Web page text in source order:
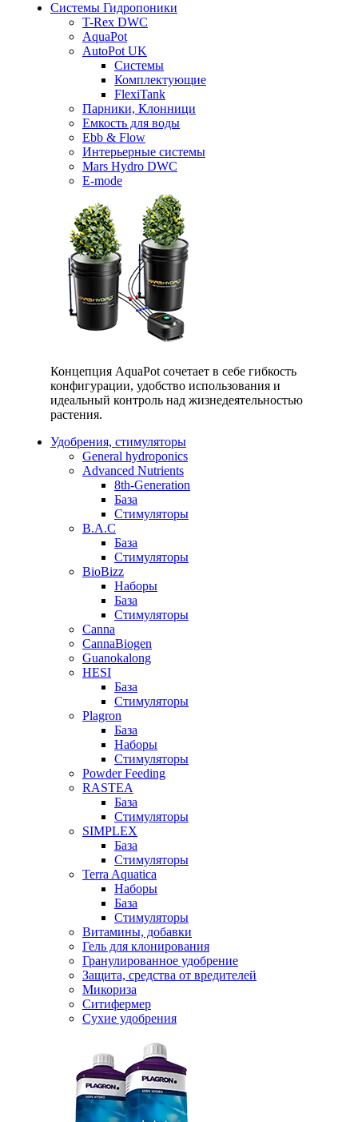
Системы Гидропоники
T-Rex DWC
AquaPot
AutoPot UK
Системы
Комплектующие
FlexiTank
Парники, Клонници
Емкость для воды
Ebb & Flow
Интерьерные системы
Mars Hydro DWC
E-mode
Концепция AquaPot сочетает в себе гибкость
конфигурации, удобство использования и
идеальный контроль над жизнедеятельностью
растения.
Удобрения, стимуляторы
General hydroponics
Advanced Nutrients
8th-Generation
База
Стимуляторы
B.A.C
База
Стимуляторы
BioBizz
Наборы
База
Стимуляторы
Canna
CannaBiogen
Guanokalong
HESI
База
Стимуляторы
Plagron
База
Наборы
Стимуляторы
Powder Feeding
RASTEA
База
Стимуляторы
SIMPLEX
База
Стимуляторы
Terra Aquatica
Наборы
База
Стимуляторы
Витамины, добавки
Гель для клонирования
Гранулированное удобрение
Защита, средства от вредителей
Микориза
Ситифермер
Сухие удобрения